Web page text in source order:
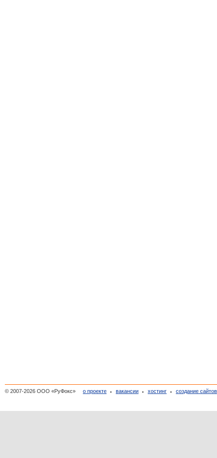
© 2007-2026 ООО «РуФокс» о проекте вакансии хостинг создание сайтов